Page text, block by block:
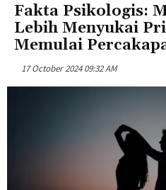
Fakta Psikologis:
Lebih Menyukai
Memulai
17 October 2024 09:32 AM